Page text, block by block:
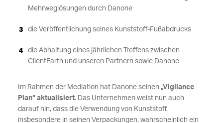
Mehrweglösungen durch Danone
die Veröffentlichung seines Kunststoff-Fußabdrucks
die Abhaltung eines jährlichen Treffens zwischen
ClientEarth und unseren Partnern sowie Danone
Im Rahmen der Mediation hat Danone seinen „Vigilance
Plan“ aktualisiert. Das Unternehmen weist nun auch
darauf hin, dass die Verwendung von Kunststoff,
insbesondere in seinen Verpackungen, wahrscheinlich ein